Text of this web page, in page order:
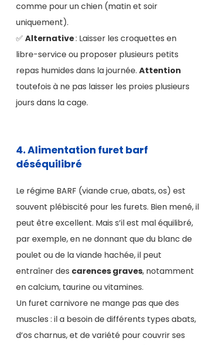
comme pour un chien (matin et soir
uniquement).
✅ Alternative: Laisser les croquettes en
libre-service ou proposer plusieurs petits
repas humides dans la journée. Attention
toutefois à ne pas laisser les proies plusieurs
jours dans la cage.
4. ​Alimentation furet barf
déséquilibré
Le régime BARF (viande crue, abats, os) est
souvent plébiscité pour les furets. Bien mené, il
peut être excellent. Mais s’il est mal équilibré,
par exemple, en ne donnant que du blanc de
poulet ou de la viande hachée, il peut
entraîner des carences graves, notamment
en calcium, taurine ou vitamines.
Un furet carnivore ne mange pas que des
muscles : il a besoin de différents types abats,
d’os charnus, et de variété pour couvrir ses